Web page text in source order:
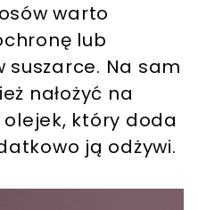
warto
lub
suszarce. Na sam
nałożyć na
który doda
ją odżywi.